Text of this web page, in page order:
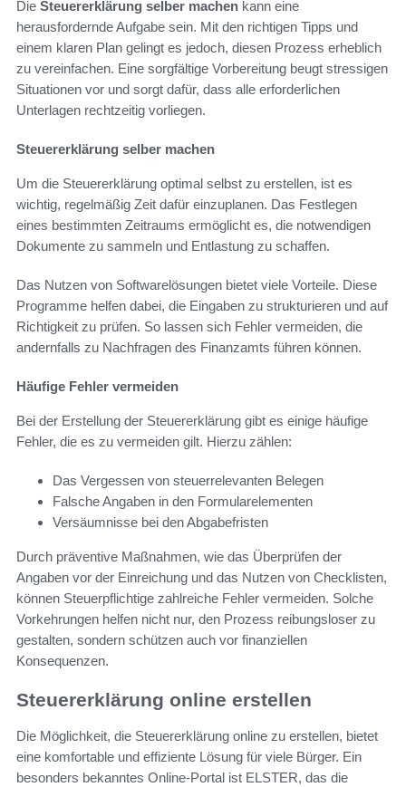
Die Steuererklärung selber machen kann eine
herausfordernde Aufgabe sein. Mit den richtigen Tipps und
einem klaren Plan gelingt es jedoch, diesen Prozess erheblich
zu vereinfachen. Eine sorgfältige Vorbereitung beugt stressigen
Situationen vor und sorgt dafür, dass alle erforderlichen
Unterlagen rechtzeitig vorliegen.
Steuererklärung selber machen
Um die Steuererklärung optimal selbst zu erstellen, ist es
wichtig, regelmäßig Zeit dafür einzuplanen. Das Festlegen
eines bestimmten Zeitraums ermöglicht es, die notwendigen
Dokumente zu sammeln und Entlastung zu schaffen.
Das Nutzen von Softwarelösungen bietet viele Vorteile. Diese
Programme helfen dabei, die Eingaben zu strukturieren und auf
Richtigkeit zu prüfen. So lassen sich Fehler vermeiden, die
andernfalls zu Nachfragen des Finanzamts führen können.
Häufige Fehler vermeiden
Bei der Erstellung der Steuererklärung gibt es einige häufige
Fehler, die es zu vermeiden gilt. Hierzu zählen:
Das Vergessen von steuerrelevanten Belegen
Falsche Angaben in den Formularelementen
Versäumnisse bei den Abgabefristen
Durch präventive Maßnahmen, wie das Überprüfen der
Angaben vor der Einreichung und das Nutzen von Checklisten,
können Steuerpflichtige zahlreiche Fehler vermeiden. Solche
Vorkehrungen helfen nicht nur, den Prozess reibungsloser zu
gestalten, sondern schützen auch vor finanziellen
Konsequenzen.
Steuererklärung online erstellen
Die Möglichkeit, die Steuererklärung online zu erstellen, bietet
eine komfortable und effiziente Lösung für viele Bürger. Ein
besonders bekanntes Online-Portal ist ELSTER, das die